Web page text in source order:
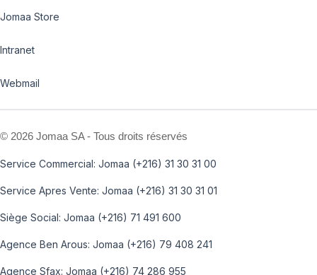
Jomaa Store
Intranet
Webmail
© 2026 Jomaa SA - Tous droits réservés
Service Commercial: Jomaa (+216) 31 30 31 00
Service Apres Vente: Jomaa (+216) 31 30 31 01
Siège Social: Jomaa (+216) 71 491 600
Agence Ben Arous: Jomaa (+216) 79 408 241
Agence Sfax: Jomaa (+216) 74 286 955